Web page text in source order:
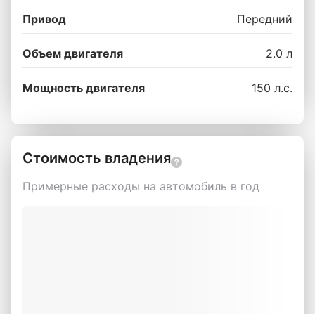
Привод Передний
Объем двигателя 2.0 л
Мощность двигателя 150 л.с.
Стоимость владения
Примерные расходы на автомобиль в год